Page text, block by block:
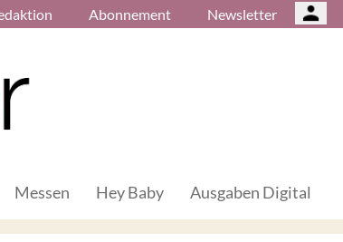
Abonnement Newsletter
Messen Hey Baby Ausgaben Digital